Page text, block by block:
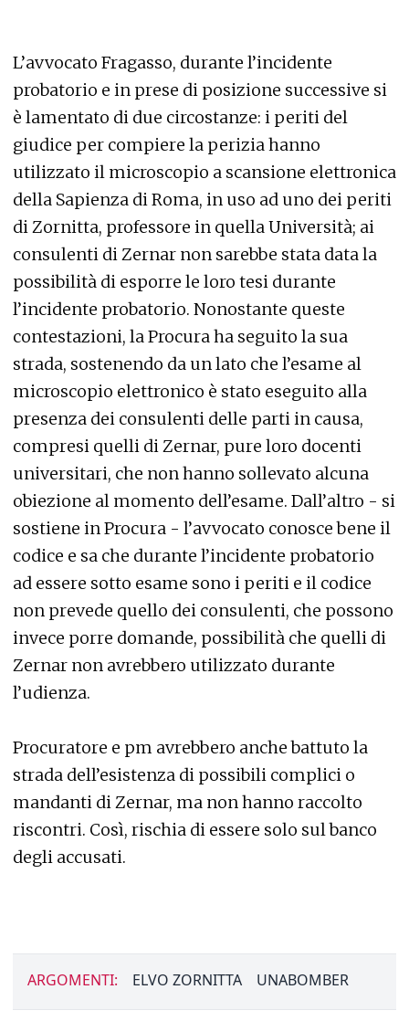
L’avvocato Fragasso, durante l’incidente
probatorio e in prese di posizione successive si
è lamentato di due circostanze: i periti del
giudice per compiere la perizia hanno
utilizzato il microscopio a scansione elettronica
della Sapienza di Roma, in uso ad uno dei periti
di Zornitta, professore in quella Università; ai
consulenti di Zernar non sarebbe stata data la
possibilità di esporre le loro tesi durante
l’incidente probatorio. Nonostante queste
contestazioni, la Procura ha seguito la sua
strada, sostenendo da un lato che l’esame al
microscopio elettronico è stato eseguito alla
presenza dei consulenti delle parti in causa,
compresi quelli di Zernar, pure loro docenti
universitari, che non hanno sollevato alcuna
obiezione al momento dell’esame. Dall’altro - si
sostiene in Procura - l’avvocato conosce bene il
codice e sa che durante l’incidente probatorio
ad essere sotto esame sono i periti e il codice
non prevede quello dei consulenti, che possono
invece porre domande, possibilità che quelli di
Zernar non avrebbero utilizzato durante
l’udienza.
Procuratore e pm avrebbero anche battuto la
strada dell’esistenza di possibili complici o
mandanti di Zernar, ma non hanno raccolto
riscontri. Così, rischia di essere solo sul banco
degli accusati.
ARGOMENTI: ELVO ZORNITTA UNABOMBER